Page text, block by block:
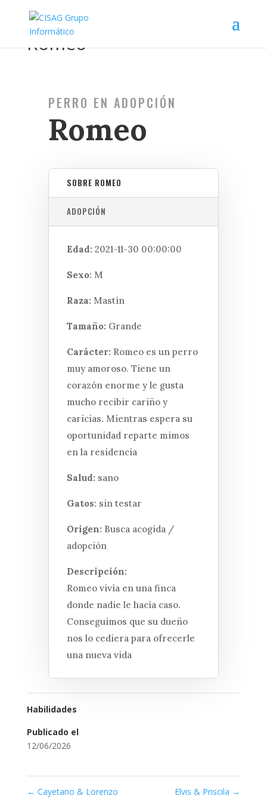
Romeo
PERRO EN ADOPCIÓN
Romeo
SOBRE ROMEO
ADOPCIÓN
Edad: 2021-11-30 00:00:00
Sexo: M
Raza: Mastín
Tamaño: Grande
Carácter: Romeo es un perro
muy amoroso. Tiene un
corazón enorme y le gusta
mucho recibir cariño y
caricias. Mientras espera su
oportunidad reparte mimos
en la residencia
Salud: sano
Gatos: sin testar
Origen: Busca acogida /
adopción
Descripción:
Romeo vivía en una finca
donde nadie le hacía caso.
Conseguimos que su dueño
nos lo cediera para ofrecerle
una nueva vida
Habilidades
Publicado el
12/06/2026
← Cayetano & Lorenzo Elvis & Priscila →